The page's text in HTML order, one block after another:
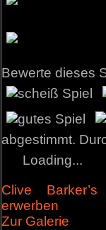
Bewerte dieses
abgestimmt.
Loading...
Clive
erwerben
Zur Galerie